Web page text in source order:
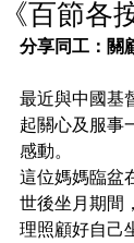
《百節各
分享同工：關
最近與中國基
起關心及服事
感動。
這位媽媽臨盆
世後坐月期間
理照顧好自己